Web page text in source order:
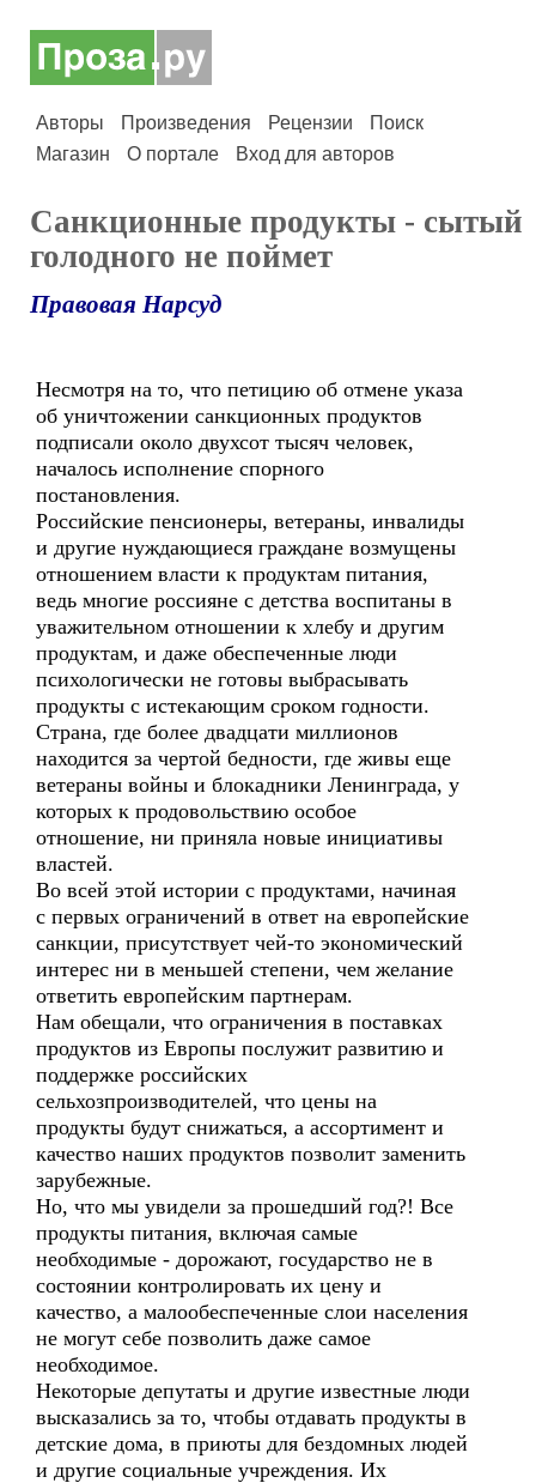
Авторы Произведения Рецензии
Поиск
Магазин
О портале Вход для авторов
Санкционные продукты - сытый
голодного не поймет
Правовая Нарсуд
Несмотря на то, что петицию об отмене указа
об уничтожении санкционных продуктов
подписали около двухсот тысяч человек,
началось исполнение спорного
постановления.
Российские пенсионеры, ветераны, инвалиды
и другие нуждающиеся граждане возмущены
отношением власти к продуктам питания,
ведь многие россияне с детства воспитаны в
уважительном отношении к хлебу и другим
продуктам, и даже обеспеченные люди
психологически не готовы выбрасывать
продукты с истекающим сроком годности.
Страна, где более двадцати миллионов
находится за чертой бедности, где живы еще
ветераны войны и блокадники Ленинграда, у
которых к продовольствию особое
отношение, ни приняла новые инициативы
властей.
Во всей этой истории с продуктами, начиная
с первых ограничений в ответ на европейские
санкции, присутствует чей-то экономический
интерес ни в меньшей степени, чем желание
ответить европейским партнерам.
Нам обещали, что ограничения в поставках
продуктов из Европы послужит развитию и
поддержке российских
сельхозпроизводителей, что цены на
продукты будут снижаться, а ассортимент и
качество наших продуктов позволит заменить
зарубежные.
Но, что мы увидели за прошедший год?! Все
продукты питания, включая самые
необходимые - дорожают, государство не в
состоянии контролировать их цену и
качество, а малообеспеченные слои населения
не могут себе позволить даже самое
необходимое.
Некоторые депутаты и другие известные люди
высказались за то, чтобы отдавать продукты в
детские дома, в приюты для бездомных людей
и другие социальные учреждения. Их